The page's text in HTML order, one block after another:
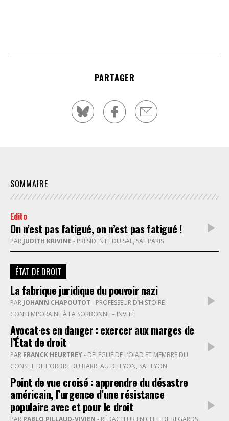
PARTAGER
SOMMAIRE
Edito
On n’est pas fatigué, on n’est pas fatigué !
PAR JUDITH KRIVINE - PRÉSIDENTE DU SAF, SAF PARIS
ÉTAT DE DROIT
La fabrique juridique du pouvoir nazi
PAR JOHANN CHAPOUTOT
CONTEMPORAINE À LA SORBONNE – INVITÉ
Avocat·es en danger : exercer aux marges de
l’État de droit
PAR FRANCK HEURTREY
CONSEIL DE L’ORDRE DU BARREAU DE LYON, SAF LYON
Point de vue croisé : apprendre du désastre
américain, l’urgence d’une résistance
populaire avec et pour le droit